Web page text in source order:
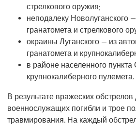
стрелкового оружия;
неподалеку Новолуганского
гранатомета и стрелкового
окраины Луганского — из
гранатомета и
в районе населенного пункта
крупнокалиберного пулемета.
В результате вражеских обстрелов
военнослужащих погибли и трое
травмирования. На каждый